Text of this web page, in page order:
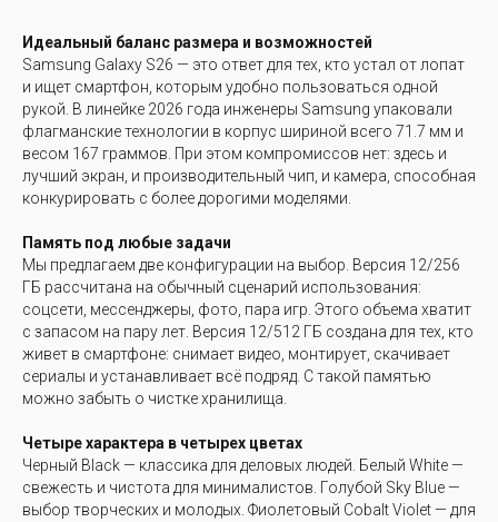
Идеальный баланс размера и возможностей
Samsung Galaxy S26 — это ответ для тех, кто устал от лопат
и ищет смартфон, которым удобно пользоваться одной
рукой. В линейке 2026 года инженеры Samsung упаковали
флагманские технологии в корпус шириной всего 71.7 мм и
весом 167 граммов. При этом компромиссов нет: здесь и
лучший экран, и производительный чип, и камера, способная
конкурировать с более дорогими моделями.
Память под любые задачи
Мы предлагаем две конфигурации на выбор. Версия 12/256
ГБ рассчитана на обычный сценарий использования:
соцсети, мессенджеры, фото, пара игр. Этого объема хватит
с запасом на пару лет. Версия 12/512 ГБ создана для тех, кто
живет в смартфоне: снимает видео, монтирует, скачивает
сериалы и устанавливает всё подряд. С такой памятью
можно забыть о чистке хранилища.
Четыре характера в четырех цветах
Черный Black — классика для деловых людей. Белый White —
свежесть и чистота для минималистов. Голубой Sky Blue —
выбор творческих и молодых. Фиолетовый Cobalt Violet — для